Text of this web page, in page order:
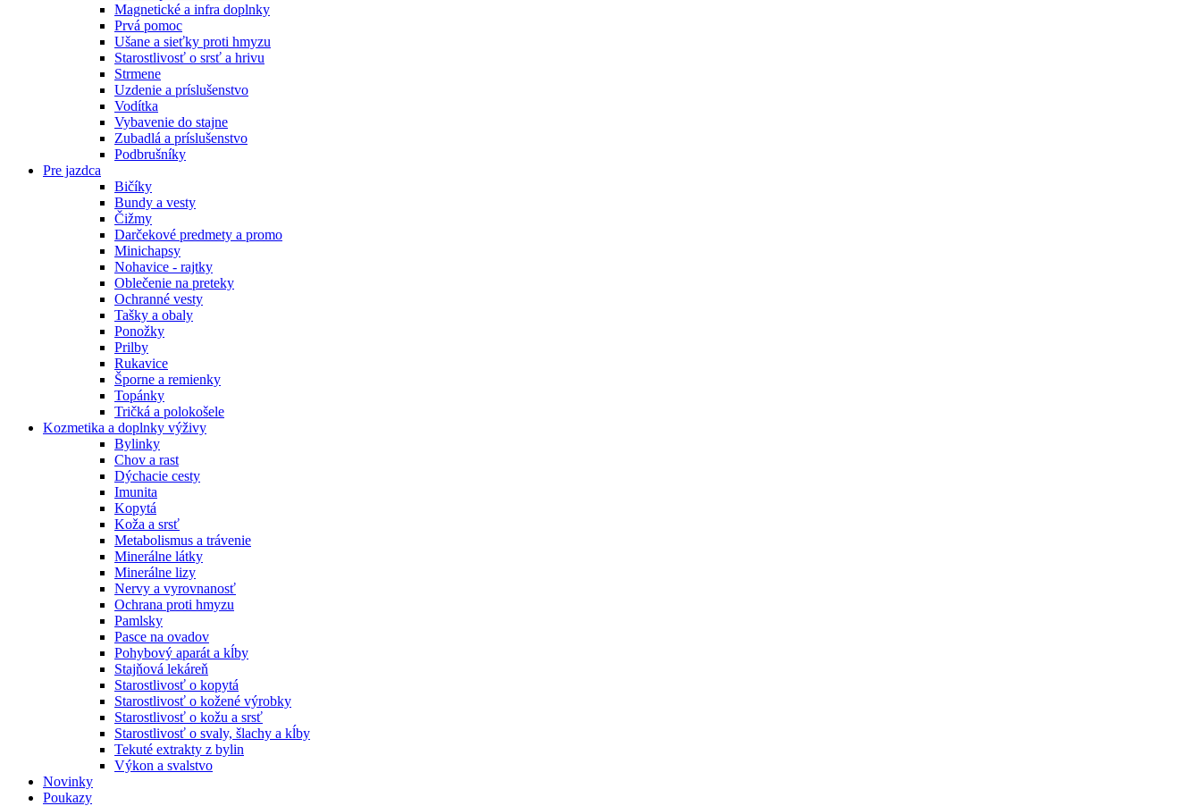
Magnetické a infra doplnky
Prvá pomoc
Ušane a sieťky proti hmyzu
Starostlivosť o srsť a hrivu
Strmene
Uzdenie a príslušenstvo
Vodítka
Vybavenie do stajne
Zubadlá a príslušenstvo
Podbrušníky
Pre jazdca
Bičíky
Bundy a vesty
Čižmy
Darčekové predmety a promo
Minichapsy
Nohavice - rajtky
Oblečenie na preteky
Ochranné vesty
Tašky a obaly
Ponožky
Prilby
Rukavice
Šporne a remienky
Topánky
Tričká a polokošele
Kozmetika a doplnky výživy
Bylinky
Chov a rast
Dýchacie cesty
Imunita
Kopytá
Koža a srsť
Metabolismus a trávenie
Minerálne látky
Minerálne lizy
Nervy a vyrovnanosť
Ochrana proti hmyzu
Pamlsky
Pasce na ovadov
Pohybový aparát a kĺby
Stajňová lekáreň
Starostlivosť o kopytá
Starostlivosť o kožené výrobky
Starostlivosť o kožu a srsť
Starostlivosť o svaly, šlachy a kĺby
Tekuté extrakty z bylin
Výkon a svalstvo
Novinky
Poukazy